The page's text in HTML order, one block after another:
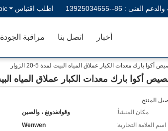
والدعم الفنى : 86--13925034655 اطلب اقتباس
مراقبة الجودة اتصل بنا أخبار
أكوا بارك معدات الكبار عملاق المياه البيت لمدة 5-20 الزوار
أكوا بارك معدات الكبار عملاق المياه البيت لمدة 5-
المنتج:
مكان المنشأ:
وقوانغدونغ ، والصين
اسم العلامة التجارية:
Wenwen